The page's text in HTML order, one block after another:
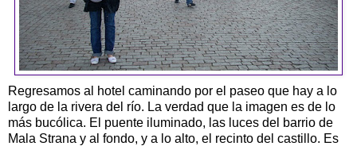
Regresamos al hotel caminando por el paseo que hay a lo
largo de la rivera del río. La verdad que la imagen es de lo
más bucólica. El puente iluminado, las luces del barrio de
Mala Strana y al fondo, y a lo alto, el recinto del castillo. Es